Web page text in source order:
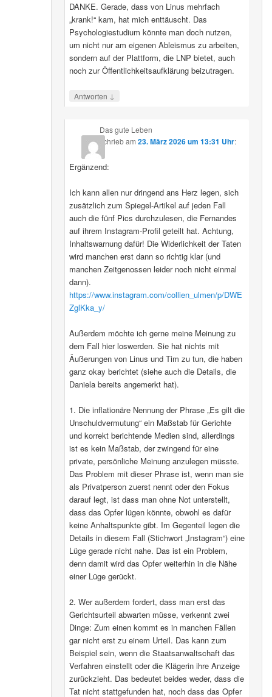
DANKE. Gerade, dass von Linus mehrfach
„krank!“ kam, hat mich enttäuscht. Das
Psychologiestudium könnte man doch nutzen,
um nicht nur am eigenen Ableismus zu arbeiten,
sondern auf der Plattform, die LNP bietet, auch
noch zur Öffentlichkeitsaufklärung beizutragen.
Antworten ↓
Das gute Leben
schriebam 23. März 2026 um 13:31 Uhr:
Ergänzend:
Ich kann allen nur dringend ans Herz legen, sich
zusätzlich zum Spiegel-Artikel auf jeden Fall
auch die fünf Pics durchzulesen, die Fernandes
auf ihrem Instagram-Profil geteilt hat. Achtung,
Inhaltswarnung dafür! Die Widerlichkeit der Taten
wird manchen erst dann so richtig klar (und
manchen Zeitgenossen leider noch nicht einmal
dann).
https://www.instagram.com/collien_ulmen/p/DWE
ZglKka_y/
Außerdem möchte ich gerne meine Meinung zu
dem Fall hier loswerden. Sie hat nichts mit
Äußerungen von Linus und Tim zu tun, die haben
ganz okay berichtet (siehe auch die Details, die
Daniela bereits angemerkt hat).
1. Die inflationäre Nennung der Phrase „Es gilt die
Unschuldvermutung“ ein Maßstab für Gerichte
und korrekt berichtende Medien sind, allerdings
ist es kein Maßstab, der zwingend für eine
private, persönliche Meinung anzulegen müsste.
Das Problem mit dieser Phrase ist, wenn man sie
als Privatperson zuerst nennt oder den Fokus
darauf legt, ist dass man ohne Not unterstellt,
dass das Opfer lügen könnte, obwohl es dafür
keine Anhaltspunkte gibt. Im Gegenteil legen die
Details in diesem Fall (Stichwort „Instagram“) eine
Lüge gerade nicht nahe. Das ist ein Problem,
denn damit wird das Opfer weiterhin in die Nähe
einer Lüge gerückt.
2. Wer außerdem fordert, dass man erst das
Gerichtsurteil abwarten müsse, verkennt zwei
Dinge: Zum einen kommt es in manchen Fällen
gar nicht erst zu einem Urteil. Das kann zum
Beispiel sein, wenn die Staatsanwaltschaft das
Verfahren einstellt oder die Klägerin ihre Anzeige
zurückzieht. Das bedeutet beides weder, dass die
Tat nicht stattgefunden hat, noch dass das Opfer